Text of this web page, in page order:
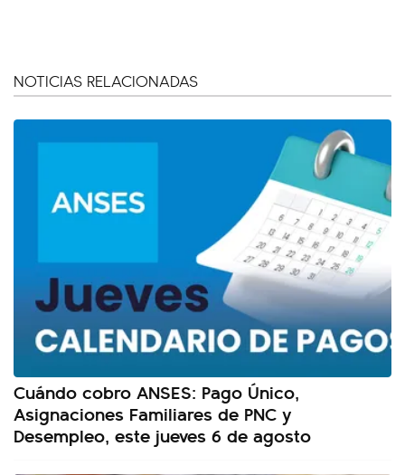
NOTICIAS RELACIONADAS
Cuándo cobro ANSES: Pago Único,
Asignaciones Familiares de PNC y
Desempleo, este jueves 6 de agosto